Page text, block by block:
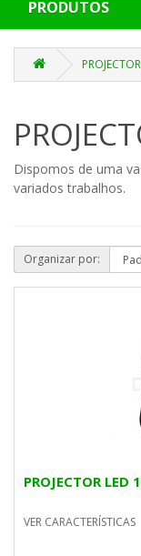
PRODUTOS
Dispomos de uma
variados trabalhos.
Organizar por:
PROJECTOR
VER CARACTERÍSTICAS